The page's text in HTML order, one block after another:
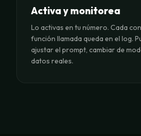
Activa y monitorea
Lo activas en tu número. Cada
función llamada queda en el log.
ajustar el prompt, cambiar de
datos reales.